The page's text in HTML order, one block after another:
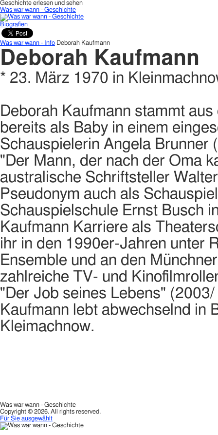
Geschichte erlesen und sehen
Was war wann - Geschichte
Biografien
Was war wann - Info Deborah Kaufmann
Deborah Kaufmann
* 23. März 1970 in
Deborah Kaufmann stammt
bereits als Baby in einem
Schauspielerin Angela Brunner
"Der Mann, der nach der Oma
australische Schriftsteller
Pseudonym auch als
Schauspielschule Ernst Busch
Kaufmann Karriere als
ihr in den 1990er-Jahren unter
Ensemble und an den
zahlreiche TV- und
"Der Job seines Lebens"
Kaufmann lebt abwechselnd in
Kleimachnow.
Was war wann - Geschichte
Copyright © 2026. All rights reserved.
Für Sie ausgewählt